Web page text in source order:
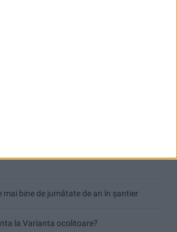
mai bine de jumătate de an în șantier
la Varianta ocolitoare?